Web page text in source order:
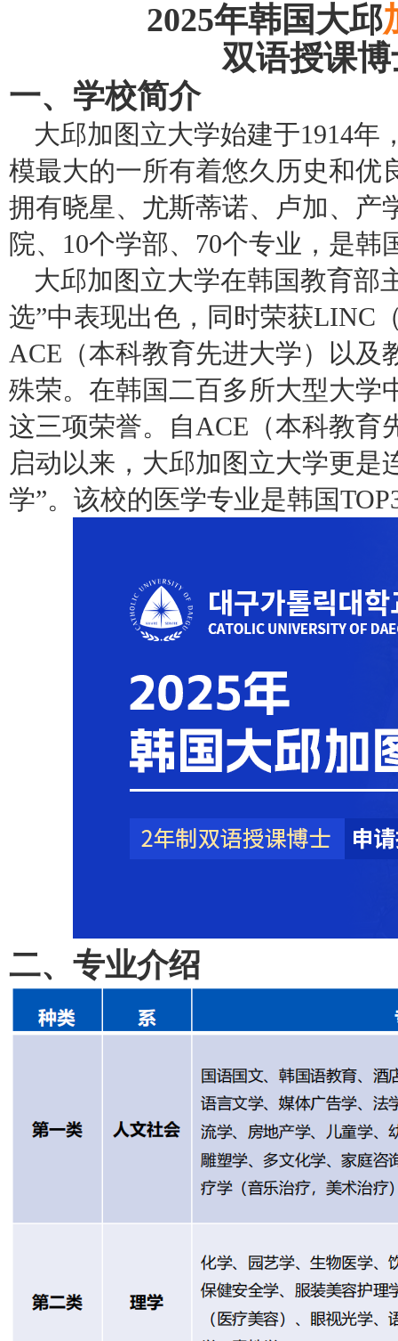
2025年韩国大邱
双语授课
一、学校简介
大邱加图立大学始建于1914年
模最大的一所有着悠久历史和优
拥有晓星、尤斯蒂诺、卢加、产
院、10个学部、70个专业，是韩
大邱加图立大学在韩国教育部
选”中表现出色，同时荣获LINC
ACE（本科教育先进大学）以及
殊荣。在韩国二百多所大型大学
这三项荣誉。自ACE（本科教育
启动以来，大邱加图立大学更是
学”。该校的医学专业是韩国
二、 专业介绍